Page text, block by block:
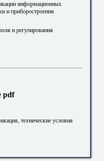
информационных
и приборостроения
и регулирования
pdf
технические условия